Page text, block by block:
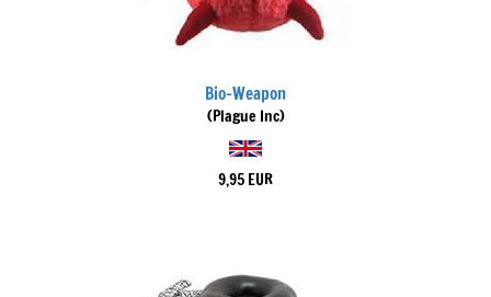
Bio-Weapon
(Plague Inc)
9,95 EUR